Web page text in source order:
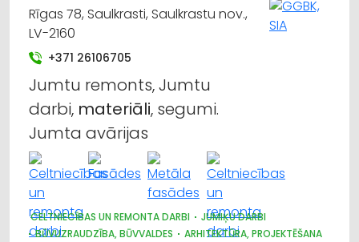
Rīgas 78, Saulkrasti, Saulkrastu nov.,
LV-2160
+371 26106705
Jumtu remonts, Jumtu
darbi, materiāli, segumi.
Jumta avārijas
CELTNIECĪBAS UN REMONTA DARBI
JUMIĶU DARBI
BŪVUZRAUDZĪBA, BŪVVALDES
ARHITEKTŪRA, PROJEKTĒŠANA